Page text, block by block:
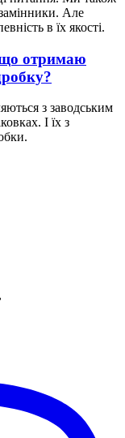
Але
в їх якості.
отримаю
з заводським
І їх з